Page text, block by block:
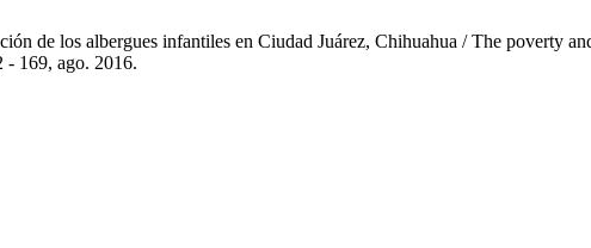
de los albergues infantiles en Ciudad Juárez, Chihuahua / The poverty
- 169, ago. 2016.